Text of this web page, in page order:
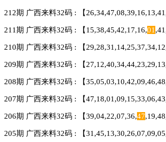
212期 广西来料32码 : 【
211期 广西来料32码 : 【15,38,45,42,17,16,01
210期 广西来料32码 : 【
209期 广西来料32码 : 【
208期 广西来料32码 : 【
207期 广西来料32码 : 【
206期 广西来料32码 : 【39,04,22,07,36,47
205期 广西来料32码 : 【